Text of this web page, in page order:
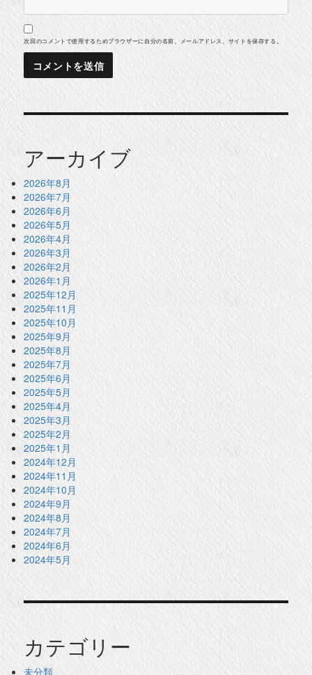
次回のコメントで使用するためブラウザーに自分の名前、メールアドレス、サイトを保存する。
アーカイブ
2026年8月
2026年7月
2026年6月
2026年5月
2026年4月
2026年3月
2026年2月
2026年1月
2025年12月
2025年11月
2025年10月
2025年9月
2025年8月
2025年7月
2025年6月
2025年5月
2025年4月
2025年3月
2025年2月
2025年1月
2024年12月
2024年11月
2024年10月
2024年9月
2024年8月
2024年7月
2024年6月
2024年5月
カテゴリー
未分類